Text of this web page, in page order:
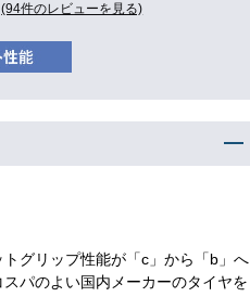
(94件のレビューを見る)
グリップ性能が「c」から「b」へ
パのよい国内メーカーのタイヤを